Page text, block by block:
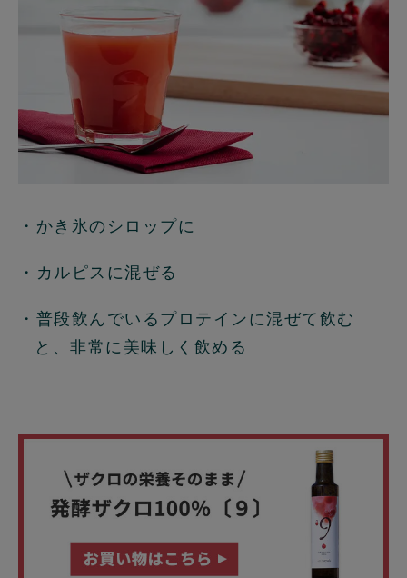
・かき氷のシロップに
・カルピスに混ぜる
・普段飲んでいるプロテインに混ぜて飲む
と、非常に美味しく飲める